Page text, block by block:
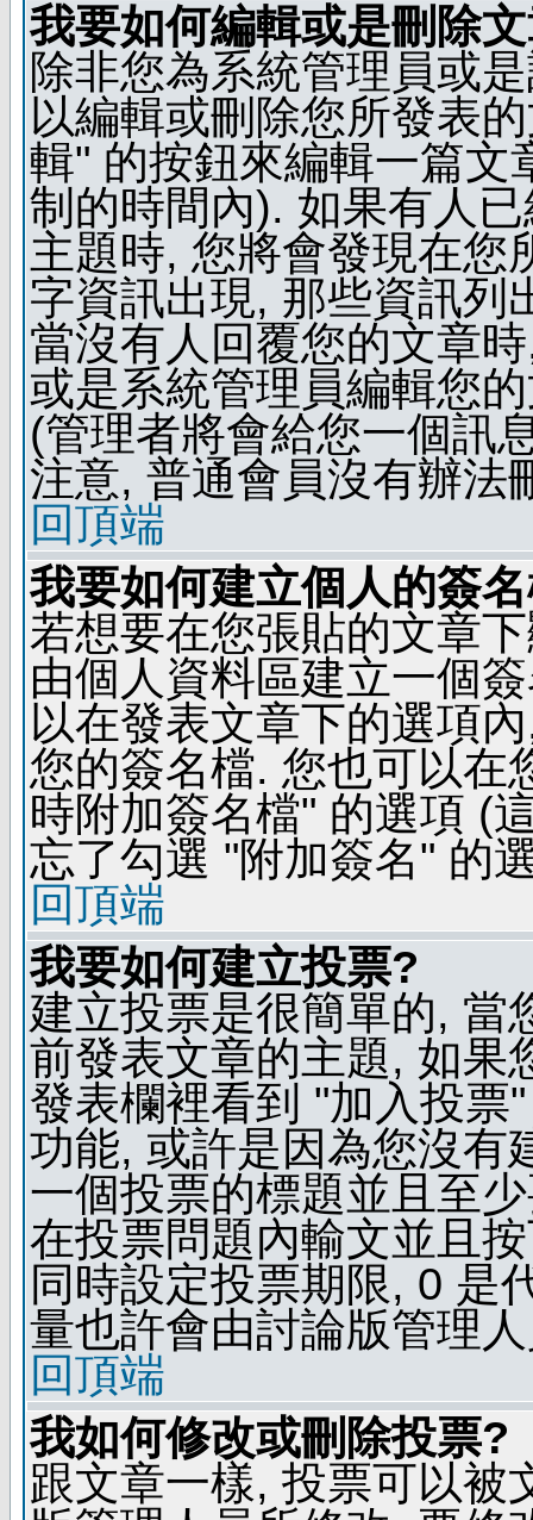
我要如何編輯或是刪除
除非您為系統管理員或
以編輯或刪除您所發表
輯" 的按鈕來編輯一篇文
制的時間內). 如果有人
主題時, 您將會發現在您
字資訊出現, 那些資訊列
當沒有人回覆您的文章
或是系統管理員編輯您
(管理者將會給您一個訊
注意, 普通會員沒有辦法
回頂端
我要如何建立個人的簽
若想要在您張貼的文章
由個人資料區建立一個
以在發表文章下的選項
您的簽名檔. 您也可以在
時附加簽名檔" 的選項 (
忘了勾選 "附加簽名" 的
回頂端
我要如何建立投票?
建立投票是很簡單的, 當
前發表文章的主題, 如果
發表欄裡看到 "加入投票
功能, 或許是因為您沒有
一個投票的標題並且至
在投票問題內輸文並且
同時設定投票期限, 0 是
量也許會由討論版管理
回頂端
我如何修改或刪除投票?
跟文章一樣, 投票可以被